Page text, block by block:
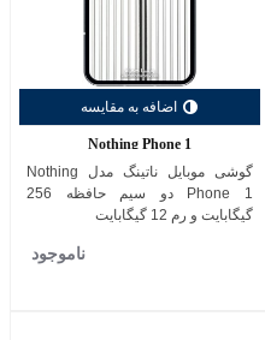
اضافه به مقایسه
Nothing Phone 1
گوشی موبایل ناتینگ مدل Nothing
Phone 1 دو سیم حافظه 256
گیگابایت و رم 12 گیگابایت
ناموجود